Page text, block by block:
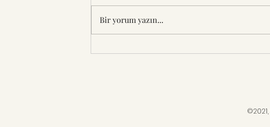
Çocuğumun Hayali Arkadaşı
Bir yorum yazın...
©2021,